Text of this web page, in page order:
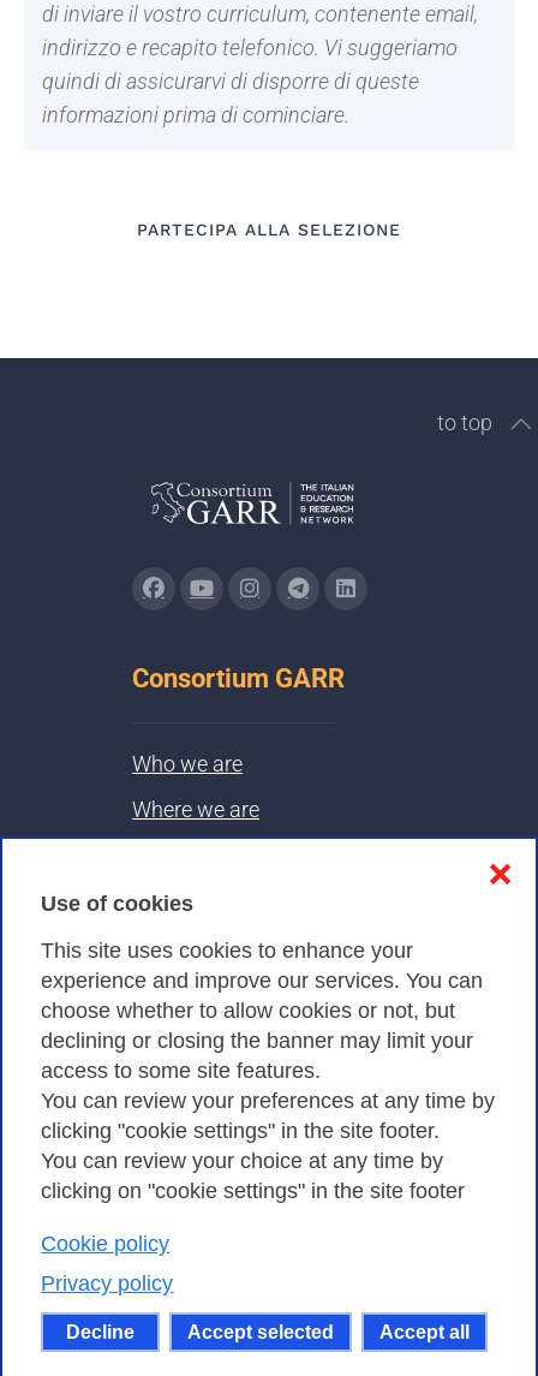
Use of cookies
This site uses cookies to enhance your
experience and improve our services. You can
choose whether to allow cookies or not, but
declining or closing the banner may limit your
access to some site features.
You can review your preferences at any time by
clicking "cookie settings" in the site footer.
You can review your choice at any time by
clicking on "cookie settings" in the site footer
Cookie policy
Privacy policy
Decline Accept selected Accept all
❌
di inviare il vostro curriculum, contenente email,
indirizzo e recapito telefonico. Vi suggeriamo
quindi di assicurarvi di disporre di queste
informazioni prima di cominciare.
PARTECIPA ALLA SELEZIONE
to top
Consortium GARR
Who we are
Where we are
Privacy
Privacy Policy
Cookies Policy
Amministrazione trasparente
Consortium GARR - Via dei Tizii, 6 - 00185 Rome
| Phone 0649622000 - Fax 0649622044 | CF 97284570583 – PI
07577141000 | Recipient Code 7EU9KEU |
Except where otherwise noted, content on this site